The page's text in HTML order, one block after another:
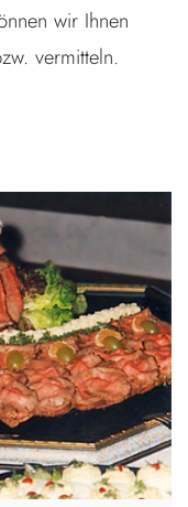
wir Ihnen
vermitteln.